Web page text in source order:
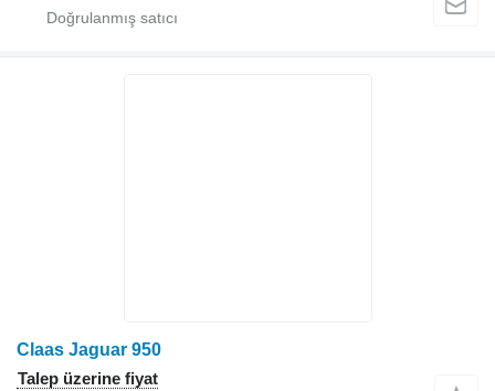
Claas Jaguar 950
Talep üzerine fiyat